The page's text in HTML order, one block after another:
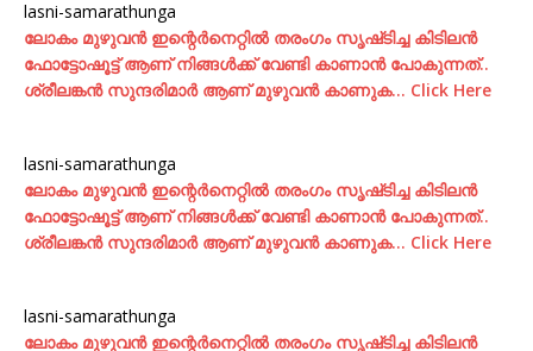
lasni-samarathunga
ലോകം മുഴുവന്‍ ഇന്റെര്‍നെറ്റില്‍ തരംഗം സൃഷ്‌ടിച്ച കിടിലന്‍
ഫോട്ടോഷൂട്ട്‌ ആണ് നിങ്ങള്‍ക്ക് വേണ്ടി കാണാന്‍ പോകുന്നത്..
ശ്രീലങ്കന്‍ സുന്ദരിമാര്‍ ആണ് മുഴുവന്‍ കാണുക… Click Here
lasni-samarathunga
ലോകം മുഴുവന്‍ ഇന്റെര്‍നെറ്റില്‍ തരംഗം സൃഷ്‌ടിച്ച കിടിലന്‍
ഫോട്ടോഷൂട്ട്‌ ആണ് നിങ്ങള്‍ക്ക് വേണ്ടി കാണാന്‍ പോകുന്നത്..
ശ്രീലങ്കന്‍ സുന്ദരിമാര്‍ ആണ് മുഴുവന്‍ കാണുക… Click Here
lasni-samarathunga
ലോകം മുഴുവന്‍ ഇന്റെര്‍നെറ്റില്‍ തരംഗം സൃഷ്‌ടിച്ച കിടിലന്‍